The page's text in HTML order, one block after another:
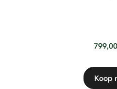
Koop